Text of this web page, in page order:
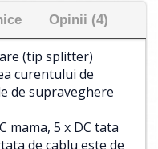
Opinii (4)
(tip splitter)
curentului de
de supraveghere
mama, 5 x DC tata
de cablu este de